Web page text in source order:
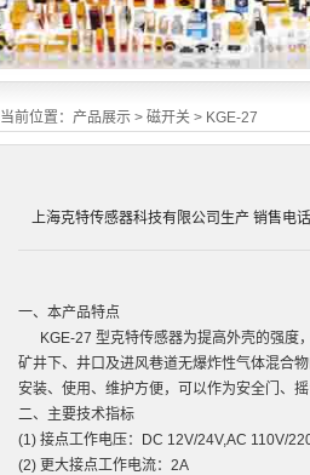
当前位置： 产品展示 > 磁开关 > KGE-27
上海克特传感器科技有限公司生产 销售电
一、本产品特点
KGE-27 型克特传感器为提高外壳的强度
矿井下、井口及进风巷道无爆炸性气体混合
安装、使用、维护方便，可以作为安全门、
二、主要技术指标
(1) 接点工作电压：DC 12V/24V,AC 110V/
(2) 更大接点工作电流：2A